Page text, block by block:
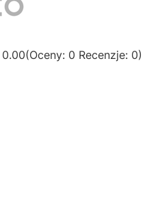
0.00(Oceny: 0 Recenzje: 0)